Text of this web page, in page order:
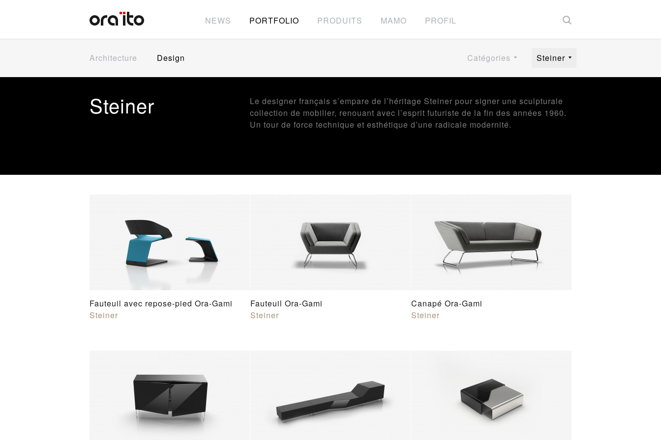
NEWS PORTFOLIO PRODUITS MAMO PROFIL
Architecture Design Catégories Steiner
Steiner
Le designer français s’empare de l’héritage Steiner pour signer une sculpturale
collection de mobilier, renouant avec l’esprit futuriste de la fin des années 1960.
Un tour de force technique et esthétique d’une radicale modernité.
Fauteuil avec repose-pied Ora-Gami
Steiner
Fauteuil Ora-Gami
Steiner
Canapé Ora-Gami
Steiner